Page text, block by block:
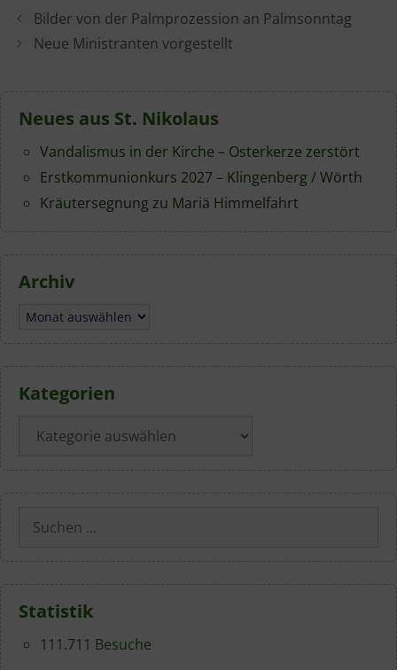
Bilder von der Palmprozession an Palmsonntag
Neue Ministranten vorgestellt
Neues aus St. Nikolaus
Vandalismus in der Kirche – Osterkerze zerstört
Erstkommunionkurs 2027 – Klingenberg / Wörth
Kräutersegnung zu Mariä Himmelfahrt
Archiv
Archiv
Kategorien
Suchen
nach:
Statistik
111.711 Besuche